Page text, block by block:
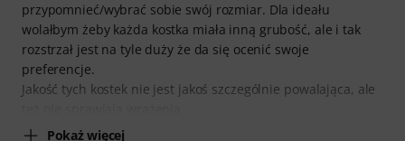
przypomnieć/wybrać sobie swój rozmiar. Dla ideału
wolałbym żeby każda kostka miała inną grubość, ale i tak
rozstrzał jest na tyle duży że da się ocenić swoje
preferencje.
Jakość tych kostek nie jest jakoś szczególnie powalająca, ale
Pokaż więcej